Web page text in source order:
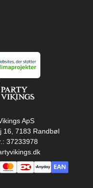
ApS
16, 7183 Randbøl
37233978